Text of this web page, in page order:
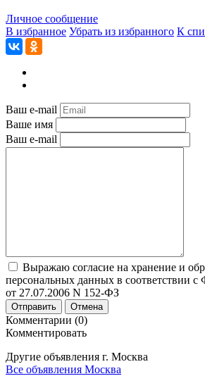
Личное сообщение
В избранное Убрать из избранного К
Ваш e-mail
Ваше имя
Ваш e-mail
Выражаю согласие на хранение и
персональных данных в соответствии с
от 27.07.2006 N 152-ФЗ
Отправить Отмена
Комментарии (0)
Комментировать
Другие объявления г. Москва
Все объявления Москва